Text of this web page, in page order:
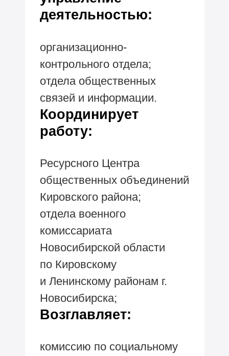
деятельностью:
организационно-
контрольного отдела;
отдела общественных
связей и информации.
Координирует
работу:
Ресурсного Центра
общественных объединений
Кировского района;
отдела военного
комиссариата
Новосибирской области
по Кировскому
и Ленинскому районам г.
Новосибирска;
Возглавляет:
комиссию по социальному